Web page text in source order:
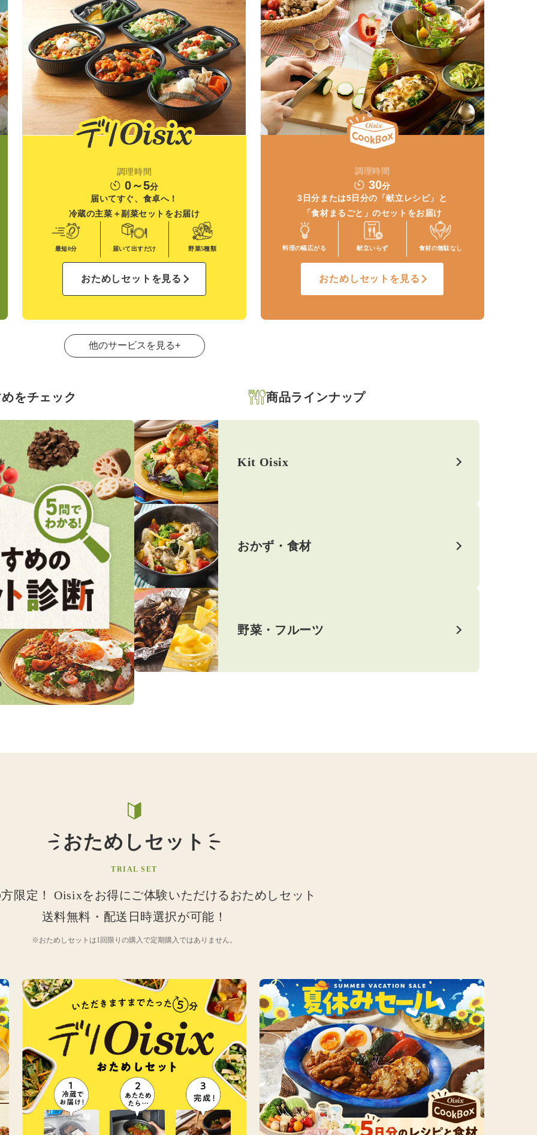
調理時間
0～5分
届いてすぐ、食卓へ！
冷蔵の主菜＋副菜セットをお届け
最短0分 届いて出すだけ 野菜5種類
おためしセットを見る
調理時間
30分
3日分または5日分の 「献立レシピ」と
「食材まるごと」のセットをお届け
料理の幅広がる 献立いらず 食材の無駄なし
おためしセットを見る
他のサービスを見る+
をチェック 商品ラインナップ
Kit Oisix
おかず・食材
野菜・フルーツ
おためしセット
TRIAL SET
限定！
Oisixをお得にご体験いただけるおためしセット
送料無料・配送日時選択が可能！
※おためしセットは1回限りの購入で定期購入ではありません。